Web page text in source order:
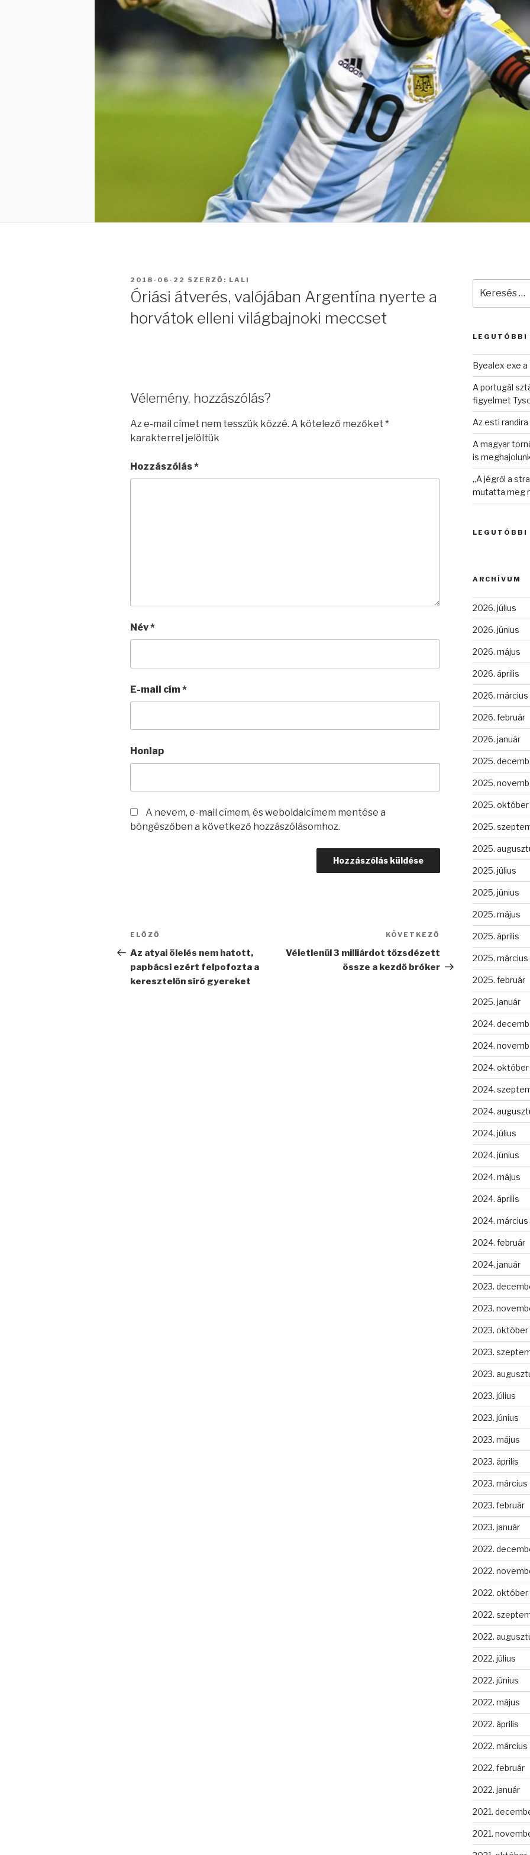
BEKÜLDVE:
2018-06-22 SZERZŐ: LALI
Óriási átverés, valójában Argentína nyerte a
horvátok elleni világbajnoki meccset
Vélemény, hozzászólás?
Az e-mail címet nem tesszük közzé. A kötelező mezőket *
karakterrel jelöltük
Hozzászólás*
Név*
E-mail cím*
Honlap
A nevem, e-mail címem, és weboldalcímem mentése a
böngészőben a következő hozzászólásomhoz.
Bejegyzés
navigáció
Korábbi
bejegyzés
ELŐZŐ
Az atyai ölelés nem hatott,
papbácsi ezért felpofozta a
keresztelőn síró gyereket
Következő
bejegyzés
KÖVETKEZŐ
Véletlenül 3 milliárdot tőzsdézett
össze a kezdő bróker
következő
LEGUTÓBBI
Byealex exe
A portugál
figyelmet
Az esti
A magyar
is
„A jégről a
mutatta meg
LEGUTÓBBI
ARCHÍVUM
2026. július
2026. június
2026. május
2026. április
2026. március
2026. február
2026. január
2025.
2025.
2025. október
2025.
2025.
2025. július
2025. június
2025. május
2025. április
2025. március
2025. február
2025. január
2024.
2024.
2024. október
2024.
2024.
2024. július
2024. június
2024. május
2024. április
2024. március
2024. február
2024. január
2023.
2023.
2023. október
2023.
2023.
2023. július
2023. június
2023. május
2023. április
2023. március
2023. február
2023. január
2022.
2022.
2022. október
2022.
2022.
2022. július
2022. június
2022. május
2022. április
2022. március
2022. február
2022. január
2021.
2021.